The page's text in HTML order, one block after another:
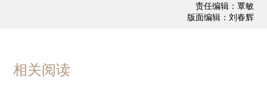
责任编辑：覃敏
版面编辑：刘春辉
相关阅读